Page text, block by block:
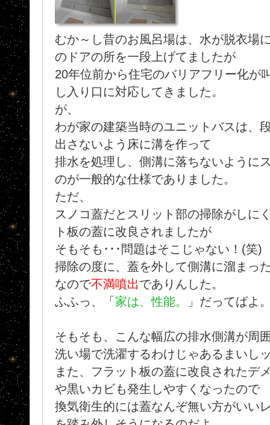
むか～し昔のお風呂場は、水が脱衣場
のドアの所を一段上げてましたが
20年位前から住宅のバリアフリー化が
し入り口に対応してきました。
が、
わが家の建築当時のユニットバスは、
出さないよう床に溝を作って
排水を処理し、側溝に落ちないように
のが一般的な仕様でありました。
ただ、
スノコ蓋だとスリット部の掃除がしに
ト板の蓋に改良されましたが
そもそも･･･問題はそこじゃない！(笑)
掃除の度に、蓋を外して側溝に溜まっ
なので不満噴出でありんした。
ふふっ、「 家は、性能。 」だってばよ
そもそも、こんな幅広の排水側溝が周
洗い場で洗濯するわけじゃあるまいし
また、フラット板の蓋に改良されたデ
や黒いカビも発生しやすくなったので
換気衛生的には蓋なんぞ無い方がいい